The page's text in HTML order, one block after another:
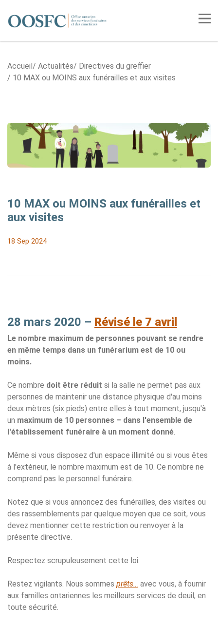
Accueil
Accueil Actualités
Directives du greffier
10 MAX ou MOINS aux funérailles et aux visites
10 MAX ou MOINS aux funérailles et
aux visites
18 Sep 2024
28 mars 2020 – Révisé le 7 avril
Le nombre maximum de personnes pouvant se rendre
en même temps dans un funérarium est de 10 ou
moins.
Ce nombre doit être réduit si la salle ne permet pas aux
personnes de maintenir une distance physique d'au moins
deux mètres (six pieds) entre elles à tout moment, jusqu'à
un maximum de 10 personnes – dans l'ensemble de
l'établissement funéraire à un moment donné.
Même si vous disposez d'un espace illimité ou si vous êtes
à l'extérieur, le nombre maximum est de 10. Ce nombre ne
comprend pas le personnel funéraire.
Notez que si vous annoncez des funérailles, des visites ou
des rassemblements par quelque moyen que ce soit, vous
devez mentionner cette restriction ou renvoyer à la
présente directive.
Respectez scrupuleusement cette loi.
Restez vigilants. Nous sommes prêts… avec vous, à fournir
aux familles ontariennes les meilleurs services de deuil, en
toute sécurité.